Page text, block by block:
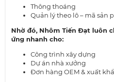
Thông thoáng
Quản lý theo lô – mã sản
Nhờ đó, Nhôm Tiến Đạt luôn
ứng nhanh cho:
Công trình xây dựng
Dự án nhà xưởng
Đơn hàng OEM & xuất